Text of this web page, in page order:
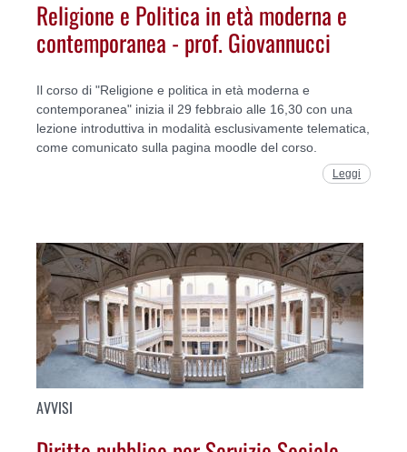
Religione e Politica in età moderna e
contemporanea - prof. Giovannucci
Il corso di "Religione e politica in età moderna e
contemporanea" inizia il 29 febbraio alle 16,30 con una
lezione introduttiva in modalità esclusivamente telematica,
come comunicato sulla pagina moodle del corso.
Leggi
AVVISI